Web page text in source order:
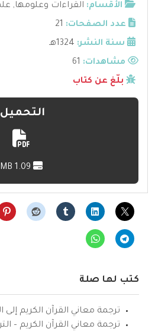
الأقسام: القراءات وعلومها,
عدد الصفحات: 21
سنة النشر: 1324هـ
مشاهدات:
بلّغ عن كتاب
التحميل
كتب لها صلة
ترجمة معاني القرآن الكريم إلى
ترجمة معاني القرآن الكريم –